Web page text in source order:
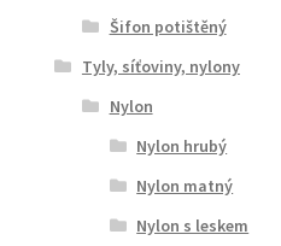
Šifon potištěný
Tyly, síťoviny, nylony
Nylon
Nylon hrubý
Nylon matný
Nylon s leskem